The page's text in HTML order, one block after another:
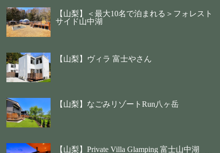
【山梨】＜最大10名で泊まれる＞フォレスト
サイド山中湖
【山梨】ヴィラ 富士やさん
【山梨】なごみリゾートRun八ヶ岳
【山梨】Private Villa Glamping 富士山中湖